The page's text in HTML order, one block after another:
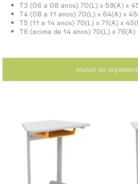
T3 (06 a 08 anos) 70(L) x 59(A) x
T4 (08 a 11 anos) 70(L) x 64(A) x
T5 (11 a 14 anos) 70(L) x 71(A) x
T6 (acima de 14 anos) 70(L) x 76(A)
Incluir no